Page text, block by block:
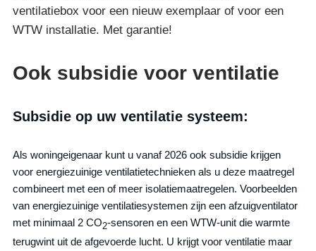
ventilatiebox voor een nieuw exemplaar of voor een
WTW installatie. Met garantie!
Ook subsidie voor ventilatie
Subsidie op uw ventilatie systeem:
Als woningeigenaar kunt u vanaf 2026 ook subsidie krijgen
voor energiezuinige ventilatietechnieken als u deze maatregel
combineert met een of meer isolatiemaatregelen. Voorbeelden
van energiezuinige ventilatiesystemen zijn een afzuigventilator
met minimaal 2 CO2-sensoren en een WTW-unit die warmte
terugwint uit de afgevoerde lucht. U krijgt voor ventilatie maar